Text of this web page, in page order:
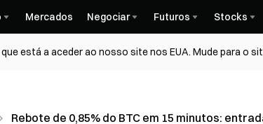
Mercados Negociar Futuros Stocks
está a aceder ao nosso site nos EUA. Mude para o
Rebote de 0,85% do BTC em 15 minutos: